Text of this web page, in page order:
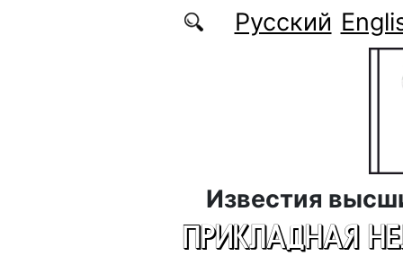
Перейти к основному содержаниюРусский
Известия
ПРИКЛАДНАЯ